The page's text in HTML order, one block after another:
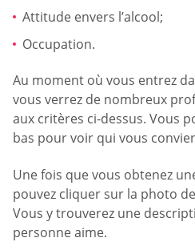
Attitude envers l’alcool;
Occupation.
Au moment où vous entrez
vous verrez de nombreux
aux critères ci-dessus. Vous
bas pour voir qui vous
Une fois que vous obtenez
pouvez cliquer sur la photo
Vous y trouverez une
personne aime.